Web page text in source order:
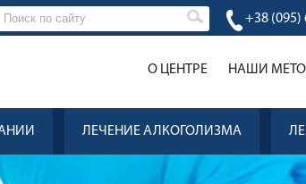
+38 (095)
О ЦЕНТРЕ НАШИ
ЛЕЧЕНИЕ АЛКОГОЛИЗМА